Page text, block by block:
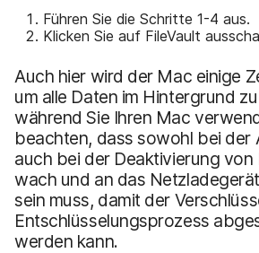
Führen Sie die Schritte 1-4 aus.
Klicken Sie auf FileVault
Auch hier wird der Mac einige
um alle Daten im Hintergrund
während Sie Ihren Mac
beachten, dass sowohl bei der
auch bei der Deaktivierung
wach und an das
sein muss, damit der
Entschlüsselungsprozess
werden kann.